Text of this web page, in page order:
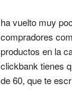
ha vuelto muy
compradores
productos en la
clickbank tienes
de 60, que te